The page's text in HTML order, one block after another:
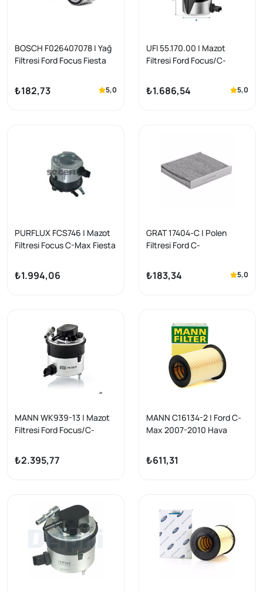
BOSCH F026407078 | Yağ
Filtresi Ford Focus Fiesta
V50 C30 / Mazda 1.25 1.4
1.6 Benzinli
₺182,73 5,0
UFI 55.170.00 | Mazot
Filtresi Ford Focus/C-
Volvo
S40/V50/C30/S60/S80/V
₺1.686,54 5,0
PURFLUX FCS746 | Mazot
Filtresi Focus C-Max Fiesta
S80 V70 Mazda 3 1.6 TDCI
₺1.994,06
GRAT 17404-C | Polen
Filtresi Ford C-
2004-2012
₺183,34 5,0
MANN WK939-13 | Mazot
Filtresi Ford Focus/C-
Mazda 3, Volvo S40
₺2.395,77
MANN C16134-2 | Ford C-
Max 2007-2010 Hava
Focus/Kuga/Connect/Volv
o C30-S40-V40-V50
₺611,31